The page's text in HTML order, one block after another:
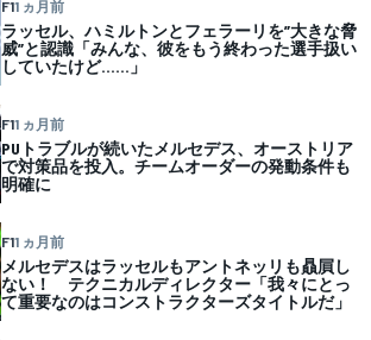
F11 ヵ月前
ラッセル、ハミルトンとフェラーリを”大きな脅
威”と認識「みんな、彼をもう終わった選手扱い
していたけど……」
F11 ヵ月前
PUトラブルが続いたメルセデス、オーストリア
で対策品を投入。チームオーダーの発動条件も
明確に
F11 ヵ月前
メルセデスはラッセルもアントネッリも贔屓し
ない！ テクニカルディレクター「我々にとっ
て重要なのはコンストラクターズタイトルだ」